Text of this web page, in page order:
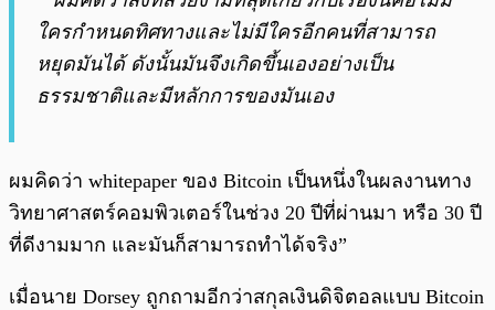
ใครกำหนดทิศทางและไม่มีใครอีกคนที่สามารถ
หยุดมันได้ ดังนั้นมันจึงเกิดขึ้นเองอย่างเป็น
ธรรมชาติและมีหลักการของมันเอง
ผมคิดว่า whitepaper ของ Bitcoin เป็นหนึ่งในผลงานทาง
วิทยาศาสตร์คอมพิวเตอร์ในช่วง 20 ปีที่ผ่านมา หรือ 30 ปี
ที่ดีงามมาก และมันก็สามารถทำได้จริง”
เมื่อนาย Dorsey ถูกถามอีกว่าสกุลเงินดิจิตอลแบบ Bitcoin